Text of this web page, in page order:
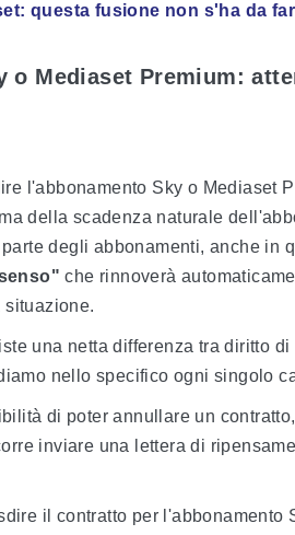
questa fusione non s'ha da
o Mediaset Premium:
l'abbonamento Sky o Mediaset
della scadenza naturale
degli abbonamenti, anche in
che rinnoverà
situazione.
una netta differenza tra diritto di
nello specifico ogni singolo
di poter annullare un
inviare una lettera di
il contratto per l'abbonamento